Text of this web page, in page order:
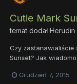
Cutie Mark
temat dodałHerudin
Czy zastanawialiście
Sunset? Jak
przeznaczeniem
Grudzień 7, 2015